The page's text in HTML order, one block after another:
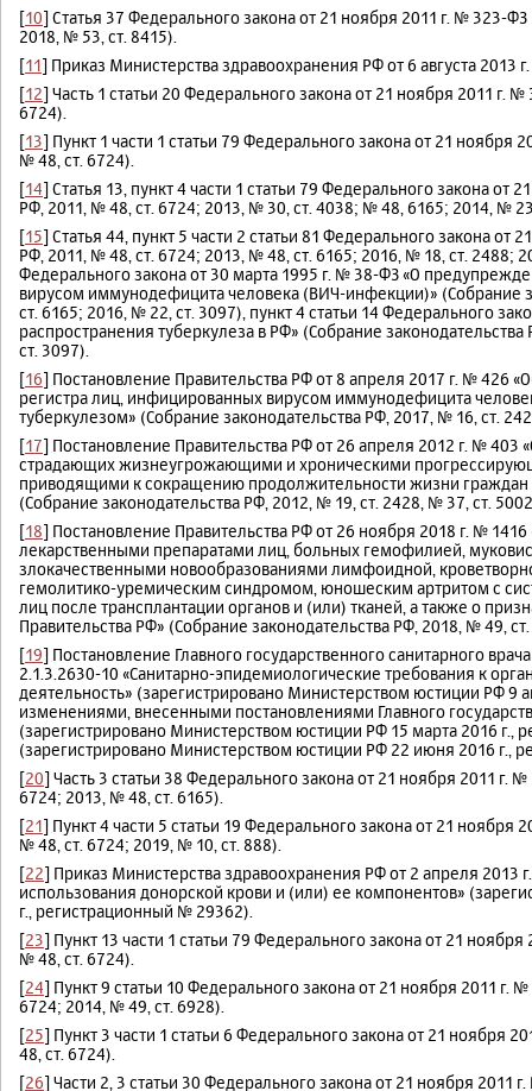
[10] Статья 37 Федерального закона от 21 ноября 2011 г. № 323-
2018, № 53, ст. 8415).
[11] Приказ Министерства здравоохранения РФ от 6 августа 2013
[12] Часть 1 статьи 20 Федерального закона от 21 ноября 2011 г.
6724).
[13] Пункт 1 части 1 статьи 79 Федерального закона от 21
№ 48, ст. 6724).
[14] Статья 13, пункт 4 части 1 статьи 79 Федерального закона
РФ, 2011, № 48, ст. 6724; 2013, № 30, ст. 4038; № 48, 6165; 2014, №
[15] Статья 44, пункт 5 части 2 статьи 81 Федерального закона
РФ, 2011, № 48, ст. 6724; 2013, № 48, ст. 6165; 2016, № 18, ст. 2488;
Федерального закона от 30 марта 1995 г. № 38-ФЗ «О
вирусом иммунодефицита человека (ВИЧ-инфекции)» (Собрание
ст. 6165; 2016, № 22, ст. 3097), пункт 4 статьи 14 Федерального
распространения туберкулеза в РФ» (Собрание
ст. 3097).
[16] Постановление Правительства РФ от 8 апреля 2017 г. № 426
регистра лиц, инфицированных вирусом иммунодефицита
туберкулезом» (Собрание законодательства РФ, 2017, № 16, ст.
[17] Постановление Правительства РФ от 26 апреля 2012 г. №
страдающих жизнеугрожающими и хроническими
приводящими к сокращению продолжительности жизни граждан
(Собрание законодательства РФ, 2012, № 19, ст. 2428, № 37, ст.
[18] Постановление Правительства РФ от 26 ноября 2018 г. №
лекарственными препаратами лиц, больных гемофилией,
злокачественными новообразованиями лимфоидной,
гемолитико-уремическим синдромом, юношеским артритом с
лиц после трансплантации органов и (или) тканей, а также о
Правительства РФ» (Собрание законодательства РФ, 2018, № 49,
[19] Постановление Главного государственного санитарного
2.1.3.2630-10 «Санитарно-эпидемиологические требования к
деятельность» (зарегистрировано Министерством юстиции РФ 9
изменениями, внесенными постановлениями Главного
(зарегистрировано Министерством юстиции РФ 15 марта 2016
(зарегистрировано Министерством юстиции РФ 22 июня 2016 г.,
[20] Часть 3 статьи 38 Федерального закона от 21 ноября 2011 г.
6724; 2013, № 48, ст. 6165).
[21] Пункт 4 части 5 статьи 19 Федерального закона от 21
№ 48, ст. 6724; 2019, № 10, ст. 888).
[22] Приказ Министерства здравоохранения РФ от 2 апреля 2013
использования донорской крови и (или) ее компонентов»
г., регистрационный № 29362).
[23] Пункт 13 части 1 статьи 79 Федерального закона от 21
№ 48, ст. 6724).
[24] Пункт 9 статьи 10 Федерального закона от 21 ноября 2011
6724; 2014, № 49, ст. 6928).
[25] Пункт 3 части 1 статьи 6 Федерального закона от 21 ноября
48, ст. 6724).
[26] Части 2, 3 статьи 30 Федерального закона от 21 ноября